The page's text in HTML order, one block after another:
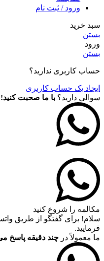
ورود / ثبت نام
سبد خرید
بستن
ورود
بستن
حساب کاربری ندارید؟
ایجاد یک حساب کاربری
سوالی دارید؟ با ما صحبت کنید!
مکالمه را شروع کنید
سلام! برای گفتگو از طریق
فرمایید.
ما معمولاً در چند دقیقه پاسخ